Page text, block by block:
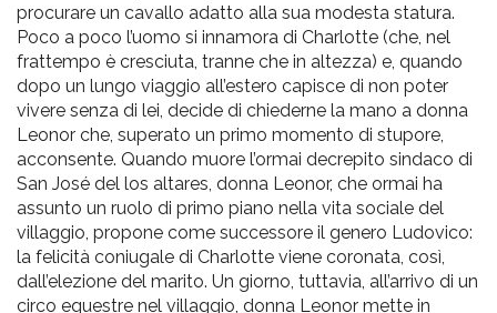
procurare un cavallo adatto alla sua modesta statura.
Poco a poco l’uomo si innamora di Charlotte (che, nel
frattempo è cresciuta, tranne che in altezza) e, quando
dopo un lungo viaggio all’estero capisce di non poter
vivere senza di lei, decide di chiederne la mano a donna
Leonor che, superato un primo momento di stupore,
acconsente. Quando muore l’ormai decrepito sindaco di
San José del los altares, donna Leonor, che ormai ha
assunto un ruolo di primo piano nella vita sociale del
villaggio, propone come successore il genero Ludovico:
la felicità coniugale di Charlotte viene coronata, così,
dall’elezione del marito. Un giorno, tuttavia, all’arrivo di un
circo equestre nel villaggio, donna Leonor mette in